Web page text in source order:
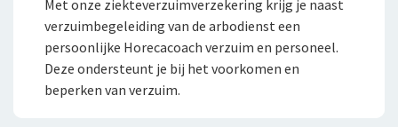
Met onze ziekteverzuimverzekering krijg je naast
verzuimbegeleiding van de arbodienst een
persoonlijke Horecacoach verzuim en personeel.
Deze ondersteunt je bij het voorkomen en
beperken van verzuim.